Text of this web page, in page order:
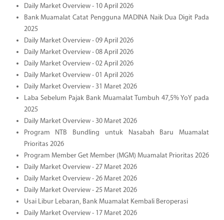
Daily Market Overview - 10 April 2026
Bank Muamalat Catat Pengguna MADINA Naik Dua Digit Pada
2025
Daily Market Overview - 09 April 2026
Daily Market Overview - 08 April 2026
Daily Market Overview - 02 April 2026
Daily Market Overview - 01 April 2026
Daily Market Overview - 31 Maret 2026
Laba Sebelum Pajak Bank Muamalat Tumbuh 47,5% YoY pada
2025
Daily Market Overview - 30 Maret 2026
Program NTB Bundling untuk Nasabah Baru Muamalat
Prioritas 2026
Program Member Get Member (MGM) Muamalat Prioritas 2026
Daily Market Overview - 27 Maret 2026
Daily Market Overview - 26 Maret 2026
Daily Market Overview - 25 Maret 2026
Usai Libur Lebaran, Bank Muamalat Kembali Beroperasi
Daily Market Overview - 17 Maret 2026